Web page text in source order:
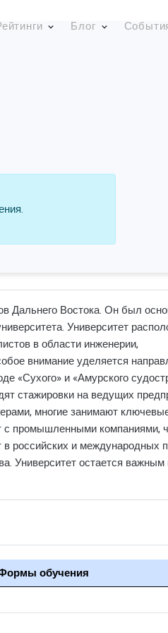
Блог
Дальнего Востока. Он был
Университет
в области инженерии,
внимание уделяется
«Сухого» и «Амурского
стажировки на ведущих
многие занимают
с промышленными компаниями,
российских и международных
Университет остается
обучения